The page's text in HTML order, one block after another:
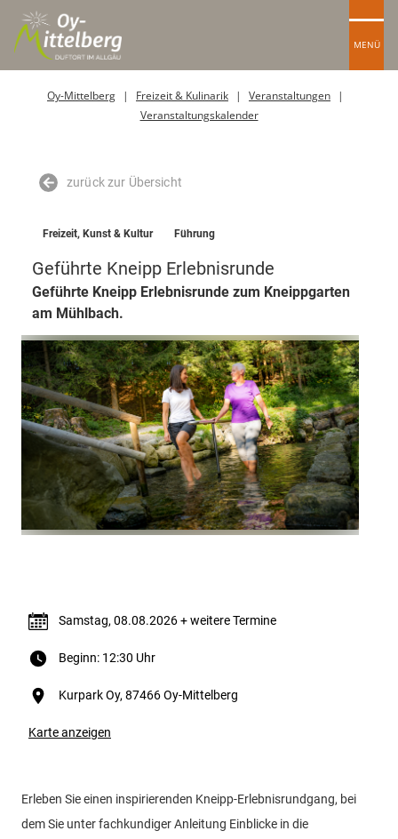
MENÜ
Oy-Mittelberg Freizeit & Kulinarik
Veranstaltungen
Veranstaltungskalender
zurück zur Übersicht
Freizeit, Kunst & Kultur Führung
Geführte Kneipp Erlebnisrunde
Geführte Kneipp Erlebnisrunde zum Kneippgarten
am Mühlbach.
Samstag, 08.08.2026 + weitere Termine
Beginn: 12:30 Uhr
Kurpark Oy, 87466 Oy-Mittelberg
Karte anzeigen
Erleben Sie einen inspirierenden Kneipp-Erlebnisrundgang, bei
dem Sie unter fachkundiger Anleitung Einblicke in die